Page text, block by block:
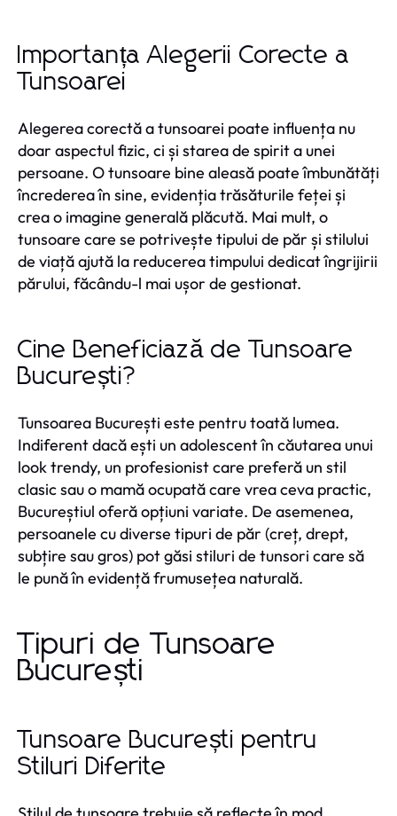
Importanța Alegerii Corecte a
Tunsoarei
Alegerea corectă a tunsoarei poate influența nu
doar aspectul fizic, ci și starea de spirit a unei
persoane. O tunsoare bine aleasă poate îmbunătăți
încrederea în sine, evidenția trăsăturile feței și
crea o imagine generală plăcută. Mai mult, o
tunsoare care se potrivește tipului de păr și stilului
de viață ajută la reducerea timpului dedicat îngrijirii
părului, făcându-l mai ușor de gestionat.
Cine Beneficiază de Tunsoare
București?
Tunsoarea București este pentru toată lumea.
Indiferent dacă ești un adolescent în căutarea unui
look trendy, un profesionist care preferă un stil
clasic sau o mamă ocupată care vrea ceva practic,
Bucureștiul oferă opțiuni variate. De asemenea,
persoanele cu diverse tipuri de păr (creț, drept,
subțire sau gros) pot găsi stiluri de tunsori care să
le pună în evidență frumusețea naturală.
Tipuri de Tunsoare
București
Tunsoare București pentru
Stiluri Diferite